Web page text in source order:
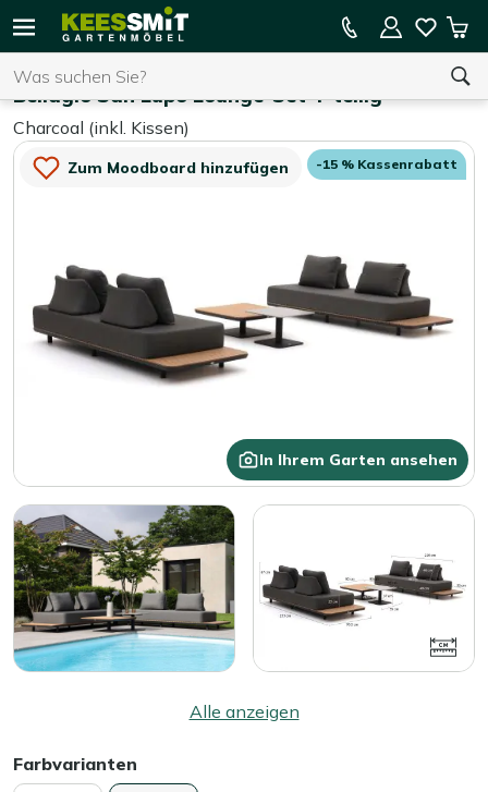
Sie haben keine Artikel in Ihrem Warenkorb.
15 % Kassenrabatt auf die gesamte Kollektion
Bellagio San Lupo Lounge-Set 4-teilig
Charcoal (inkl. Kissen)
Zum Moodboard hinzufügen
In Ihrem Garten ansehen
-15 % Kassenrabatt
Alle anzeigen
Farbvarianten